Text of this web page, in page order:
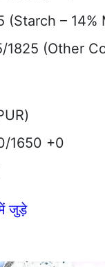
(Starch –
1825 (Other
1650 +0
जुड़े